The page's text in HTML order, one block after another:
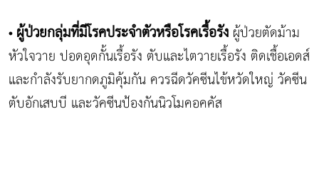
•ผู้ป่วยกลุ่มที่มีโรคประจำตัวหรือโรคเรื้อรัง ผู้ป่วยตัดม้าม
หัวใจวาย ปอดอุดกั้นเรื้อรัง ตับและไตวายเรื้อรัง ติดเชื้อเอดส์
และกำลังรับยากดภูมิคุ้มกัน ควรฉีดวัคซีนไข้หวัดใหญ่ วัคซีน
ตับอักเสบบี และวัคซีนป้องกันนิวโมคอคคัส